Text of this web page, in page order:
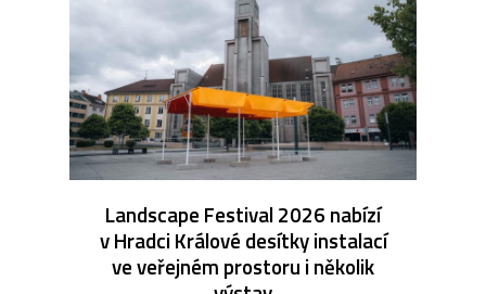
Landscape Festival 2026 nabízí
v Hradci Králové desítky instalací
ve veřejném prostoru i několik